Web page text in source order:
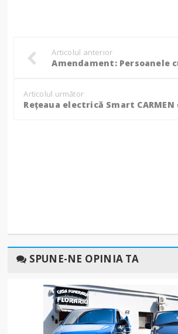
Articolul anterior
Articolul următor
SPUNE-NE OPINIA TA